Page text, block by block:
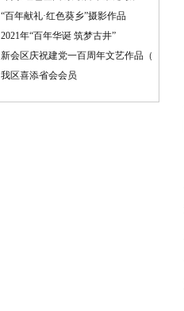
“百年献礼·红色葵乡”摄影作品
2021年“百年华诞 筑梦古井”
新会区庆祝建党一百周年文艺作品（
我区喜添省会会员